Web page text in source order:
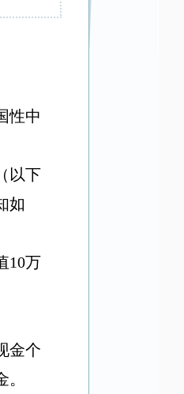
性中
以下
如
10万
金个